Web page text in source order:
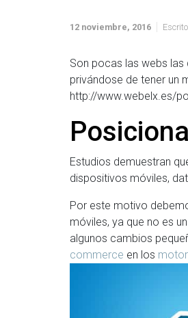
12 noviembre, 2016
Son pocas las webs las
privándose de tener un
http://www.webelx.es/
Estudios demuestran
dispositivos móviles,
Por este motivo
móviles, ya que no es
algunos cambios
commerce en los